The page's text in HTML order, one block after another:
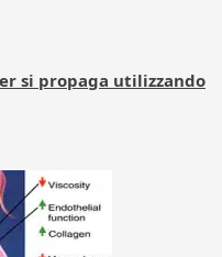
si propaga utilizzando